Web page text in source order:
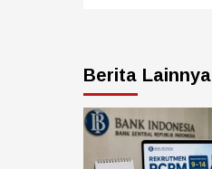
Berita Lainnya